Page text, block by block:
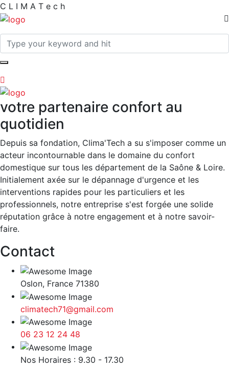
C L I M A T e c h
votre partenaire confort au
quotidien
Depuis sa fondation, Clima'Tech a su s'imposer comme un
acteur incontournable dans le domaine du confort
domestique sur tous les département de la Saône & Loire.
Initialement axée sur le dépannage d'urgence et les
interventions rapides pour les particuliers et les
professionnels, notre entreprise s'est forgée une solide
réputation grâce à notre engagement et à notre savoir-
faire.
Contact
Oslon, France 71380
climatech71@gmail.com
06 23 12 24 48
Nos Horaires : 9.30 - 17.30